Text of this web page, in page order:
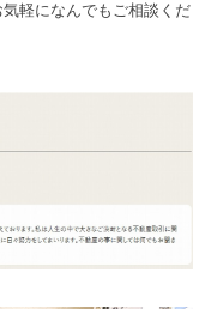
軽になんでもご相談くだ